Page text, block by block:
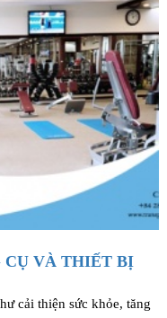
CỤ VÀ THIẾT BỊ
cải thiện sức khỏe, tăng